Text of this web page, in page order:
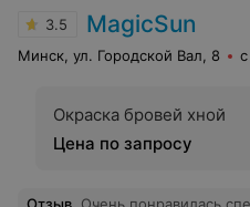
3.5 MagicSun
Минск, ул. Городской Вал, 8
Окраска бровей хной
Цена по запросу